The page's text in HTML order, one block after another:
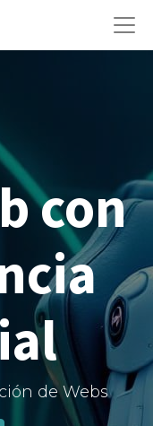
con
de Webs